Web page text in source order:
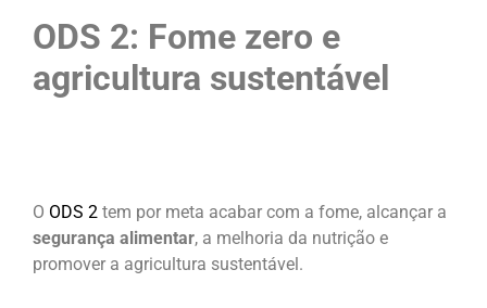
ODS 2: Fome zero e
agricultura sustentável
O ODS 2 tem por meta acabar com a fome, alcançar a
segurança alimentar, a melhoria da nutrição e
promover a agricultura sustentável.